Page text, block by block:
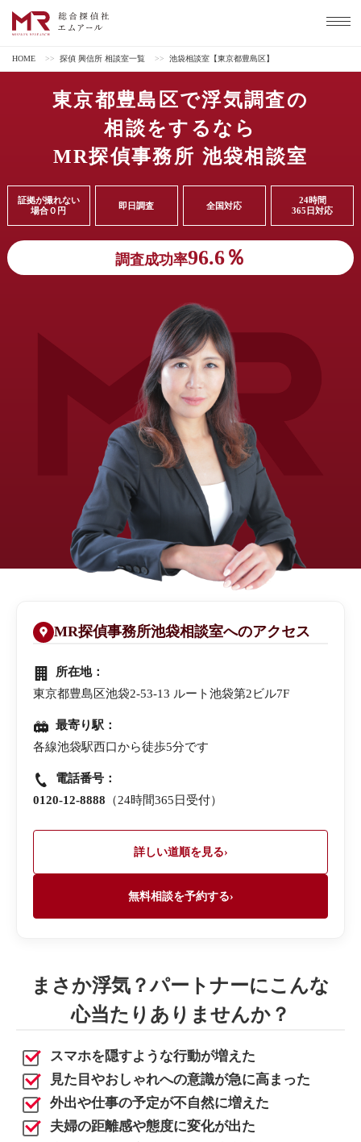
HOME >> 探偵 興信所 相談室一覧 >> 池袋相談室【東京都豊島区】
東京都豊島区で浮気調査の
相談をするなら
MR探偵事務所 池袋相談室
証拠が撮れない
場合０円
即日調査 全国対応
24時間
365日対応
調査成功率96.6％
MR探偵事務所池袋相談室へのアクセス
所在地：
東京都豊島区池袋2-53-13 ルート池袋第2ビル7F
最寄り駅：
各線池袋駅西口から徒歩5分です
電話番号：
0120-12-8888 （24時間365日受付）
詳しい道順を見る›
無料相談を予約する›
まさか浮気？パートナーにこんな
心当たりありませんか？
スマホを隠すような行動が増えた
見た目やおしゃれへの意識が急に高まった
外出や仕事の予定が不自然に増えた
夫婦の距離感や態度に変化が出た